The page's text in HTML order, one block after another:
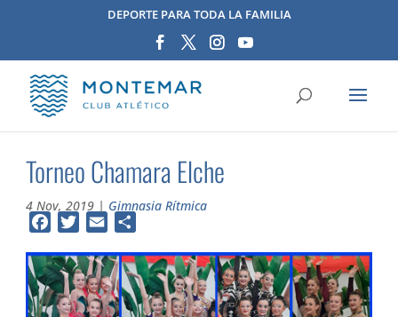
DEPORTE PARA TODA LA FAMILIA
Torneo Chamara Elche
4 Nov, 2019 | Gimnasia Rítmica
FacebookTwitterEmail